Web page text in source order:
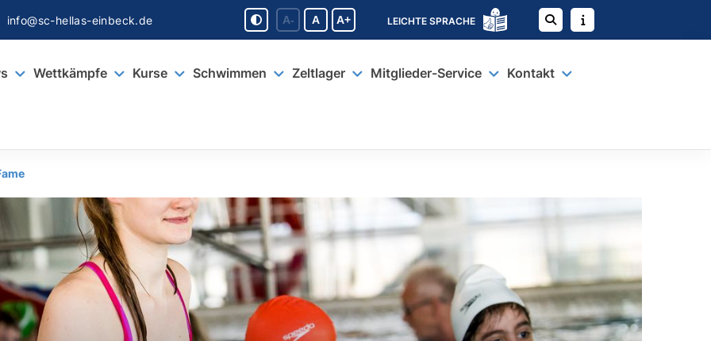
info@sc-hellas-einbeck.de A- A A+ LEICHTE SPRACHE
Wettkämpfe Kurse Schwimmen Zeltlager Mitglieder-Service Kontakt